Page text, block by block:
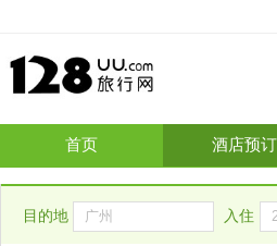
首页 酒店预订
目的地 入住